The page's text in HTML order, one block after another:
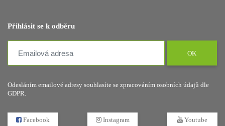
Přihlásit se k odběru
OK
Odesláním emailové adresy souhlasíte se zpracováním osobních údajů dle
GDPR.
Facebook Instagram Youtube